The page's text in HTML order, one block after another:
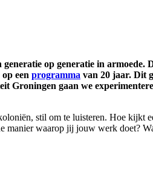
op generatie in armoede.
een programma van 20 jaar. Dit
Groningen gaan we
stil om te luisteren. Hoe kijkt
manier waarop jij jouw werk doet?